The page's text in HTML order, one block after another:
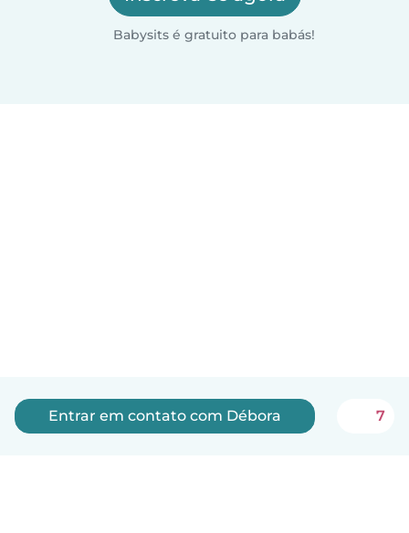
Babysits é gratuito para babás!
Entrar em contato com Débora 7